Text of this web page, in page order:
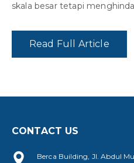
skala besar tetapi
Read Full Article
CONTACT US
Berca Building, Jl. Abdul